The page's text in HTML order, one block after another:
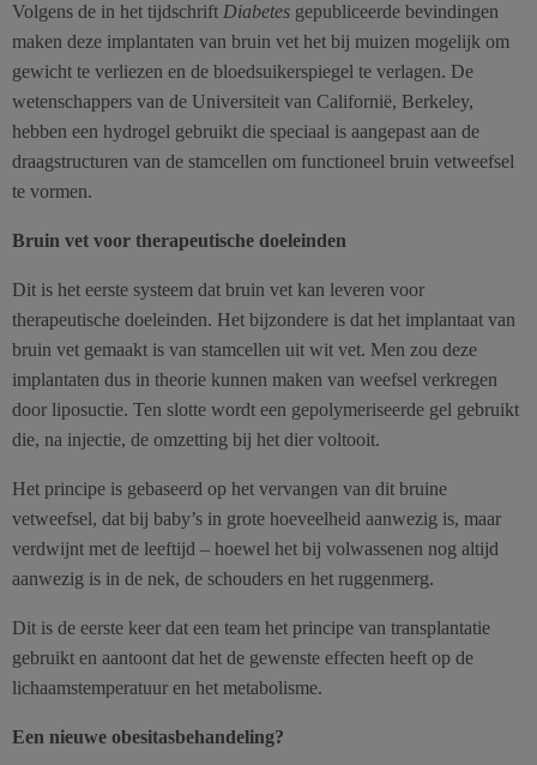
Volgens de in het tijdschrift Diabetes gepubliceerde bevindingen
maken deze implantaten van bruin vet het bij muizen mogelijk om
gewicht te verliezen en de bloedsuikerspiegel te verlagen. De
wetenschappers van de Universiteit van Californië, Berkeley,
hebben een hydrogel gebruikt die speciaal is aangepast aan de
draagstructuren van de stamcellen om functioneel bruin vetweefsel
te vormen.
Bruin vet voor therapeutische doeleinden
Dit is het eerste systeem dat bruin vet kan leveren voor
therapeutische doeleinden. Het bijzondere is dat het implantaat van
bruin vet gemaakt is van stamcellen uit wit vet. Men zou deze
implantaten dus in theorie kunnen maken van weefsel verkregen
door liposuctie. Ten slotte wordt een gepolymeriseerde gel gebruikt
die, na injectie, de omzetting bij het dier voltooit.
Het principe is gebaseerd op het vervangen van dit bruine
vetweefsel, dat bij baby’s in grote hoeveelheid aanwezig is, maar
verdwijnt met de leeftijd – hoewel het bij volwassenen nog altijd
aanwezig is in de nek, de schouders en het ruggenmerg.
Dit is de eerste keer dat een team het principe van transplantatie
gebruikt en aantoont dat het de gewenste effecten heeft op de
lichaamstemperatuur en het metabolisme.
Een nieuwe obesitasbehandeling?